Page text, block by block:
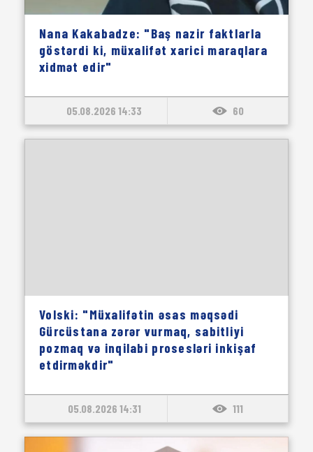
Nana Kakabadze: "Baş nazir faktlarla
göstərdi ki, müxalifət xarici maraqlara
xidmət edir"
05.08.2026 14:33 60
Volski: "Müxalifətin əsas məqsədi
Gürcüstana zərər vurmaq, sabitliyi
pozmaq və inqilabi prosesləri inkişaf
etdirməkdir"
05.08.2026 14:31 111